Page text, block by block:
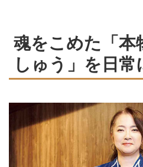
魂をこめた「本
しゅう」を日常